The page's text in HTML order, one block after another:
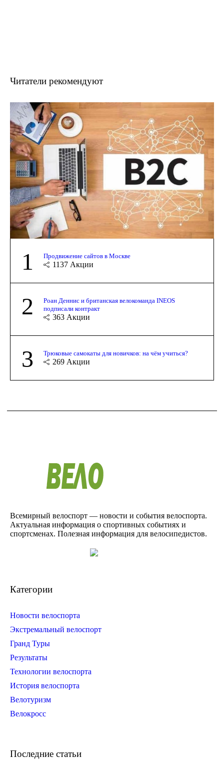
Читатели рекомендуют
1 Продвижение сайтов в Москве
1137 Акции
2
Роан Деннис и британская велокоманда INEOS
подписали контракт
363 Акции
3 Трюковые самокаты для новичков: на чём учиться?
269 Акции
Всемирный велоспорт — новости и события велоспорта.
Актуальная информация о спортивных событиях и
спортсменах. Полезная информация для велосипедистов.
Категории
Новости велоспорта
Экстремальный велоспорт
Гранд Туры
Результаты
Технологии велоспорта
История велоспорта
Велотуризм
Велокросс
Последние статьи